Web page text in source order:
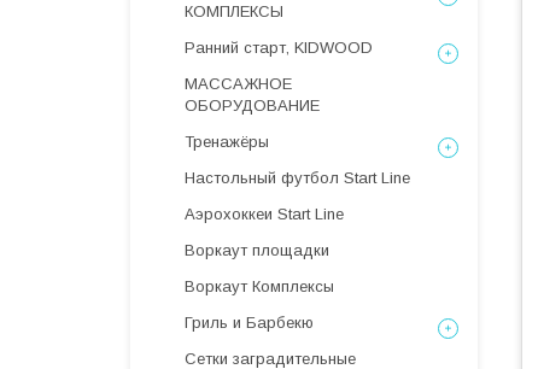
КОМПЛЕКСЫ
Ранний старт, KIDWOOD
МАССАЖНОЕ
ОБОРУДОВАНИЕ
Тренажёры
Настольный футбол Start Line
Аэрохоккеи Start Line
Воркаут площадки
Воркаут Комплексы
Гриль и Барбекю
Сетки заградительные